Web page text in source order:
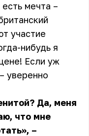
мечта –
участие
нибудь я
Если уж
уверенно
Да, меня
что мне
–